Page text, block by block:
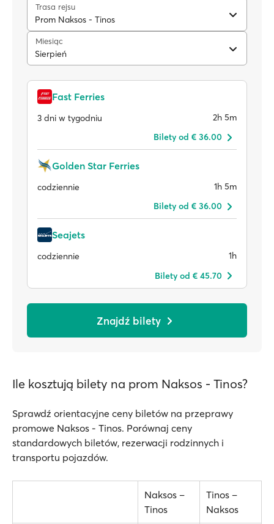
Trasa rejsu
Prom Naksos - Tinos
Miesiąc
Sierpień
Fast Ferries
3 dni w tygodniu
2h 5m
Bilety od € 36.00
Golden Star Ferries
codziennie
1h 5m
Bilety od € 36.00
Seajets
codziennie
1h
Bilety od € 45.70
Znajdź bilety
Ile kosztują bilety na prom Naksos - Tinos?
Sprawdź orientacyjne ceny biletów na przeprawy
promowe Naksos - Tinos. Porównaj ceny
standardowych biletów, rezerwacji rodzinnych i
transportu pojazdów.
Naksos –
Tinos
Tinos –
Naksos